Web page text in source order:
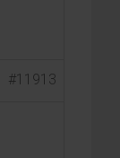
#11913